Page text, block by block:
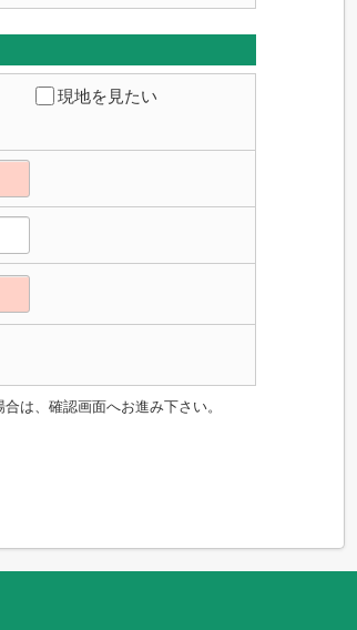
現地を見たい
は、確認画面へお進み下さい。